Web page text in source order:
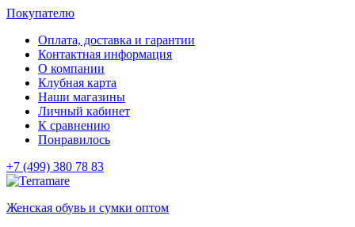
Покупателю
Оплата, доставка и гарантии
Контактная информация
О компании
Клубная карта
Наши магазины
Личный кабинет
К сравнению
Понравилось
+7 (499) 380 78 83
Женская обувь и сумки оптом